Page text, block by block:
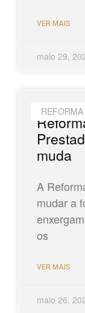
VER MAIS
maio 29,
muda
A
mudar a
os
VER MAIS
maio 26,